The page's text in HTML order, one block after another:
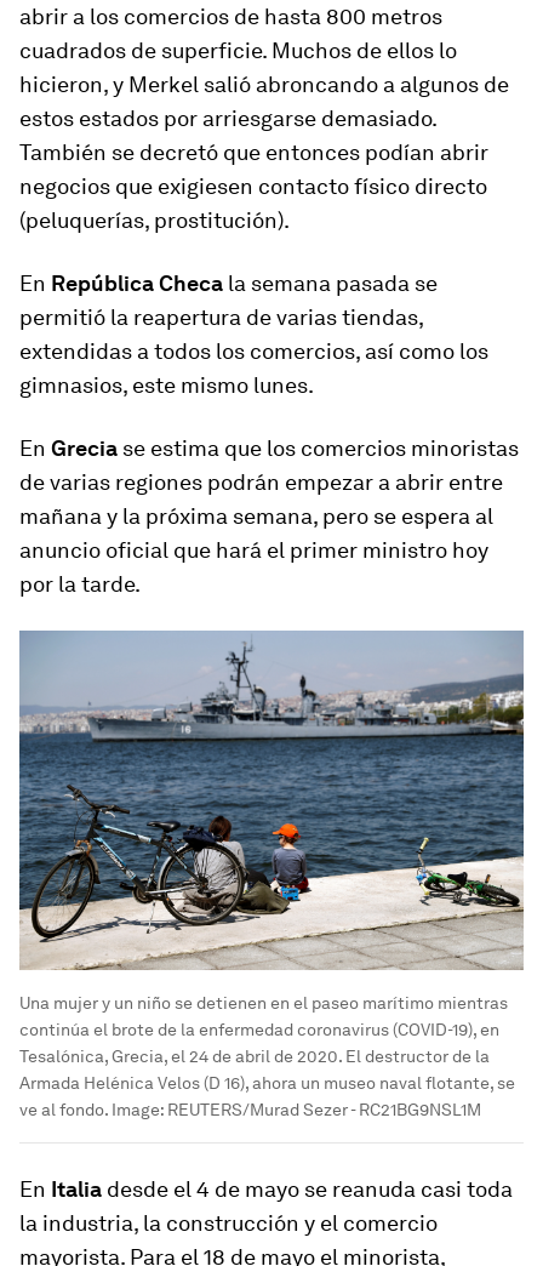
abrir a los comercios de hasta 800 metros
cuadrados de superficie. Muchos de ellos lo
hicieron, y Merkel salió abroncando a algunos de
estos estados por arriesgarse demasiado.
También se decretó que entonces podían abrir
negocios que exigiesen contacto físico directo
(peluquerías, prostitución).
En República Checa la semana pasada se
permitió la reapertura de varias tiendas,
extendidas a todos los comercios, así como los
gimnasios, este mismo lunes.
En Grecia se estima que los comercios minoristas
de varias regiones podrán empezar a abrir entre
mañana y la próxima semana, pero se espera al
anuncio oficial que hará el primer ministro hoy
por la tarde.
Una mujer y un niño se detienen en el paseo marítimo mientras
continúa el brote de la enfermedad coronavirus (COVID-19), en
Tesalónica, Grecia, el 24 de abril de 2020. El destructor de la
Armada Helénica Velos (D 16), ahora un museo naval flotante, se
ve al fondo. Image: REUTERS/Murad Sezer - RC21BG9NSL1M
En Italia desde el 4 de mayo se reanuda casi toda
la industria, la construcción y el comercio
mayorista. Para el 18 de mayo el minorista,